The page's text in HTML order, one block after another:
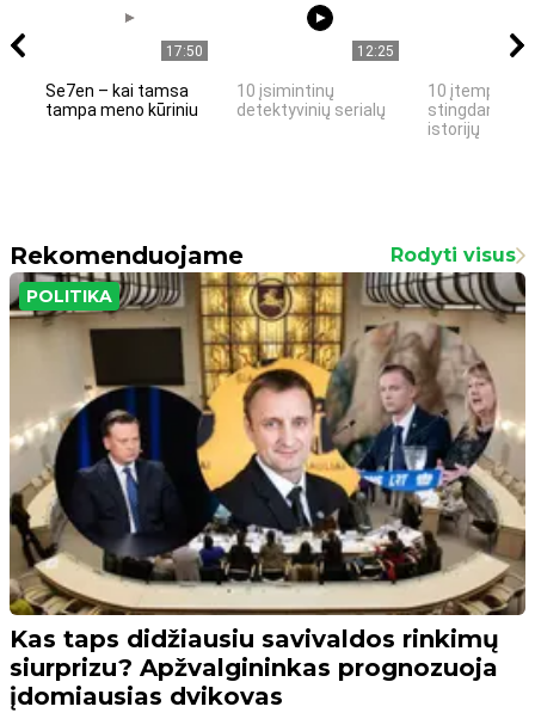
17:50
Se7en – kai tamsa
tampa meno kūriniu
12:25
10 įsimintinų
detektyvinių serialų
10 įtemptų,
stingdančių
istorijų
Rekomenduojame Rodyti visus
POLITIKA
Kas taps didžiausiu savivaldos rinkimų
siurprizu? Apžvalgininkas prognozuoja
įdomiausias dvikovas